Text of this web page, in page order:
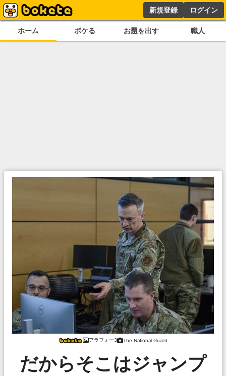
新規登録 ログイン
ホーム ボケる お題を出す 職人
アラフォー3 The National Guard
だからそこはジャンプ